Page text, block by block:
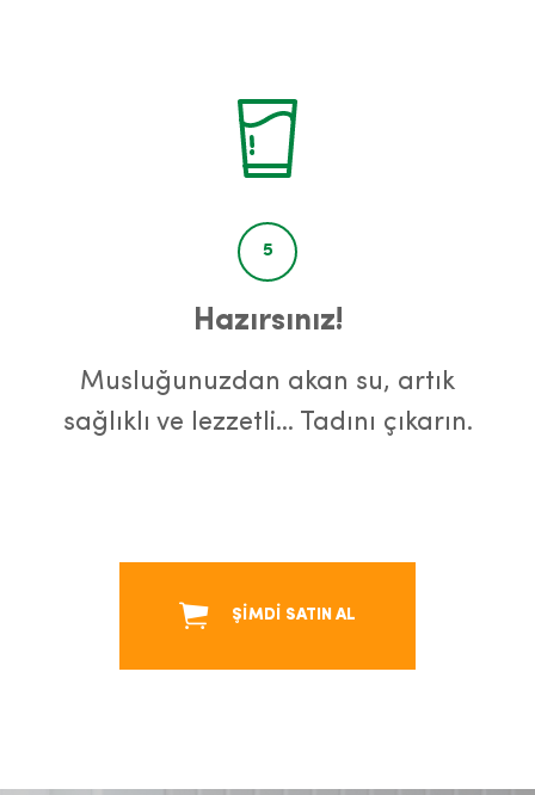
5
Hazırsınız!
Musluğunuzdan akan su, artık
sağlıklı ve lezzetli… Tadını çıkarın.
ŞİMDİ SATIN AL